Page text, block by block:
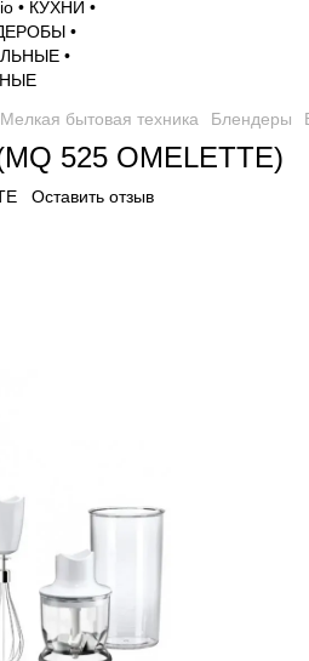
Мелкая бытовая техника Блендеры
525 OMELETTE)
Оставить отзыв